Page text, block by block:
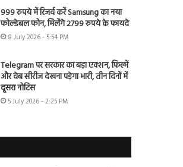
999 रुपये में रिजर्व करें Samsung का नया
फोल्डेबल फोन, मिलेंगे 2799 रुपये के फायदे
8 July 2026 - 5:54 PM
Telegram पर सरकार का बड़ा एक्शन, फिल्में
और वेब सीरीज देखना पड़ेगा भारी, तीन दिनों में
दूसरा नोटिस
5 July 2026 - 2:25 PM